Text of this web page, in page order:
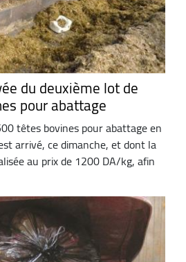
du deuxième lot de
pour abattage
têtes bovines pour abattage en
arrivé, ce dimanche, et dont la
au prix de 1200 DA/kg, afin